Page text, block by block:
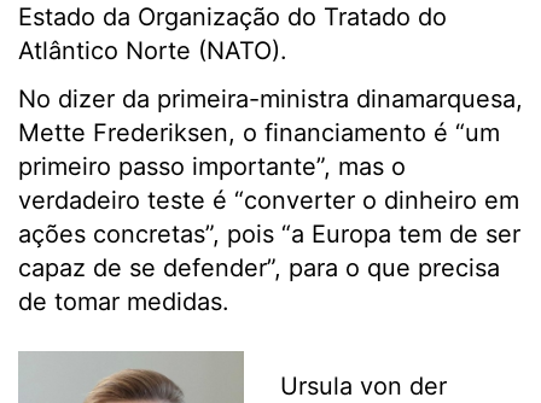
Estado da Organização do Tratado do
Atlântico Norte (NATO).
No dizer da primeira-ministra dinamarquesa,
Mette Frederiksen, o financiamento é “um
primeiro passo importante”, mas o
verdadeiro teste é “converter o dinheiro em
ações concretas”, pois “a Europa tem de ser
capaz de se defender”, para o que precisa
de tomar medidas.
Ursula von der